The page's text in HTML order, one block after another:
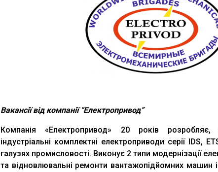
Вакансії від компанії “Електропривод”
Компанія «Електропривод» 20 років
індустріальні комплектні електроприводи серії IDS,
галузях промисловості. Виконує 2 типи модернізації
та відновлювальні ремонти вантажопідйомних машин і